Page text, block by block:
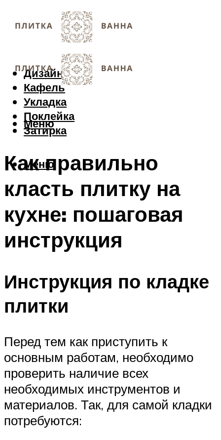
Дизайн
Кафель
Укладка
Поклейка
Затирка
Меню
Меню
Как правильно
класть плитку на
кухне: пошаговая
инструкция
Инструкция по кладке
плитки
Перед тем как приступить к
основным работам, необходимо
проверить наличие всех
необходимых инструментов и
материалов. Так, для самой кладки
потребуются: